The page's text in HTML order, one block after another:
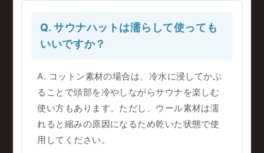
Q. サウナハットは濡らして使っても
いいですか？
A. コットン素材の場合は、冷水に浸してかぶ
ることで頭部を冷やしながらサウナを楽しむ
使い方もあります。ただし、ウール素材は濡
れると縮みの原因になるため乾いた状態で使
用してください。